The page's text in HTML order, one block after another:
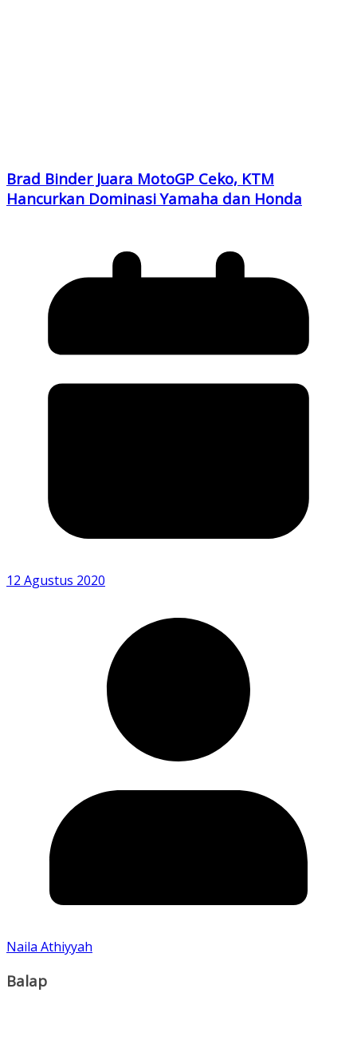
Brad Binder Juara MotoGP Ceko, KTM
Hancurkan Dominasi Yamaha dan Honda
12 Agustus 2020
Naila Athiyyah
Balap